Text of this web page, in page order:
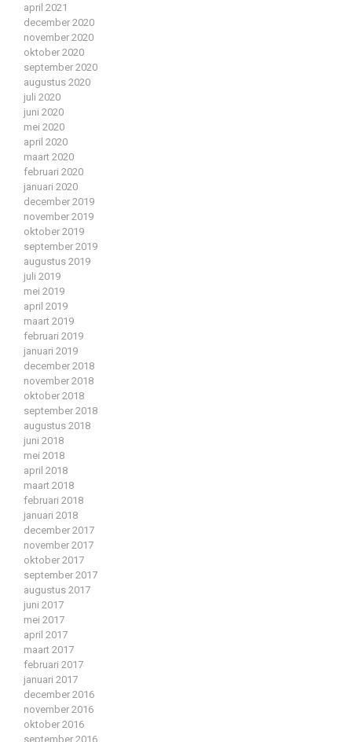
april 2021
december 2020
november 2020
oktober 2020
september 2020
augustus 2020
juli 2020
juni 2020
mei 2020
april 2020
maart 2020
februari 2020
januari 2020
december 2019
november 2019
oktober 2019
september 2019
augustus 2019
juli 2019
mei 2019
april 2019
maart 2019
februari 2019
januari 2019
december 2018
november 2018
oktober 2018
september 2018
augustus 2018
juni 2018
mei 2018
april 2018
maart 2018
februari 2018
januari 2018
december 2017
november 2017
oktober 2017
september 2017
augustus 2017
juni 2017
mei 2017
april 2017
maart 2017
februari 2017
januari 2017
december 2016
november 2016
oktober 2016
september 2016